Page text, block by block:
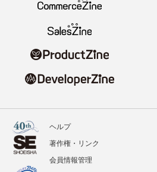
ヘルプ
著作権・リンク
会員情報管理